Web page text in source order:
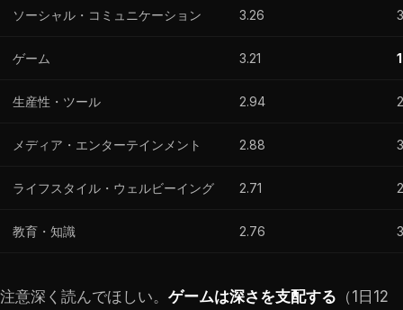
ソーシャル・コミュニケーション 3.26
ゲーム 3.21
生産性・ツール 2.94
メディア・エンターテインメント 2.88
ライフスタイル・ウェルビーイング 2.71
教育・知識 2.76
注意深く読んでほしい。 ゲームは深さを支配する （1日12